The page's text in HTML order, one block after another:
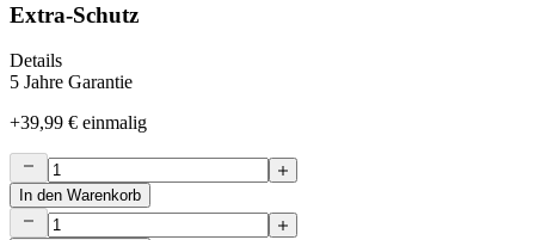
Extra-Schutz
Details
5 Jahre Garantie
+39,99 € einmalig
In den Warenkorb